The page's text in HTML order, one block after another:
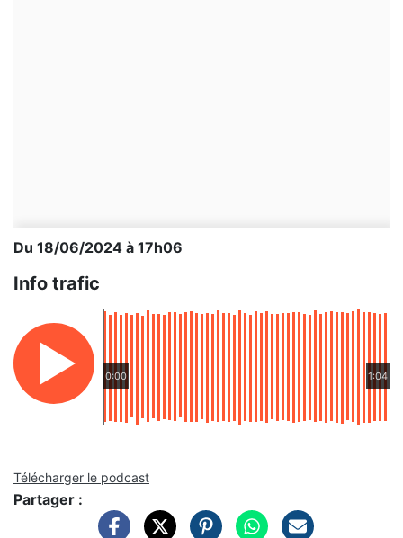
Du 18/06/2024 à 17h06
Info trafic
0:00 1:04
Télécharger le podcast
Partager :